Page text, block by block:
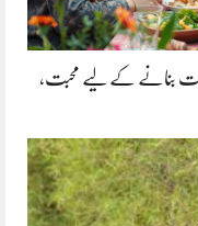
بنانے کے لیے محبت،